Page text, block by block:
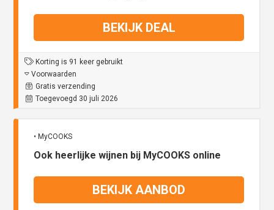
BEKIJK DEAL
Korting is 91 keer gebruikt
Voorwaarden
Gratis verzending
Toegevoegd 30 juli 2026
• MyCOOKS
Ook heerlijke wijnen bij MyCOOKS online
BEKIJK AANBOD